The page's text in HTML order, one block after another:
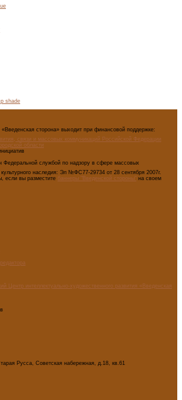
shade
сторона» выходит при финансовой поддержке:
связи и массовых коммуникаций Российской Федерации
области
Федеральной службой по надзору в сфере массовых
наследия: Эл №ФС77-29734 от 28 сентября 2007г.
если вы разместите баннеры "Введенской стороны" на своем
Центр интеллектуально-художественного развития «Введенская
Русса, Советская набережная, д.18, кв.61